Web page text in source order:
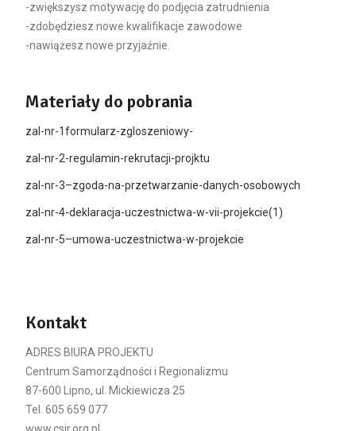
-zwiększysz motywację do podjęcia zatrudnienia
-zdobędziesz nowe kwalifikacje zawodowe
-nawiążesz nowe przyjaźnie.
Materiały do pobrania
zal-nr-1formularz-zgloszeniowy-
zal-nr-2-regulamin-rekrutacji-projktu
zal-nr-3–zgoda-na-przetwarzanie-danych-osobowych
zal-nr-4-deklaracja-uczestnictwa-w-vii-projekcie(1)
zal-nr-5–umowa-uczestnictwa-w-projekcie
Kontakt
ADRES BIURA PROJEKTU
Centrum Samorządności i Regionalizmu
87-600 Lipno, ul. Mickiewicza 25
Tel. 605 659 077